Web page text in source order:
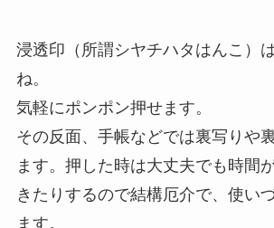
浸透印（所謂シヤチハタはんこ）
ね。
気軽にポンポン押せます。
その反面、手帳などでは裏写りや
ます。押した時は大丈夫でも時間
きたりするので結構厄介で、使い
ます。